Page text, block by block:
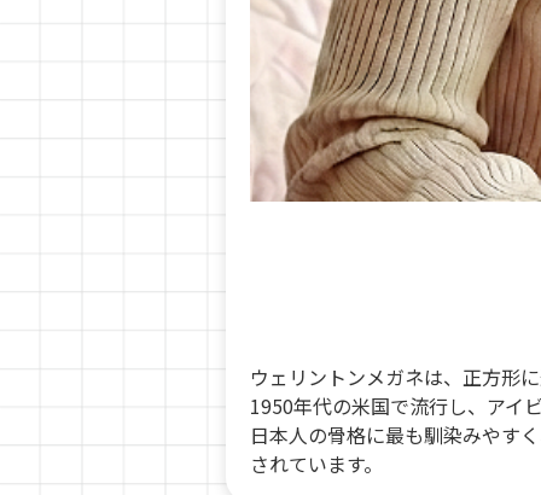
ウェリントンメガネは、正方形
1950年代の米国で流行し、アイ
日本人の骨格に最も馴染みやす
されています。